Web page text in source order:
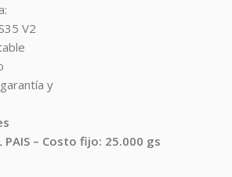
V2
y
PAIS – Costo fijo: 25.000 gs